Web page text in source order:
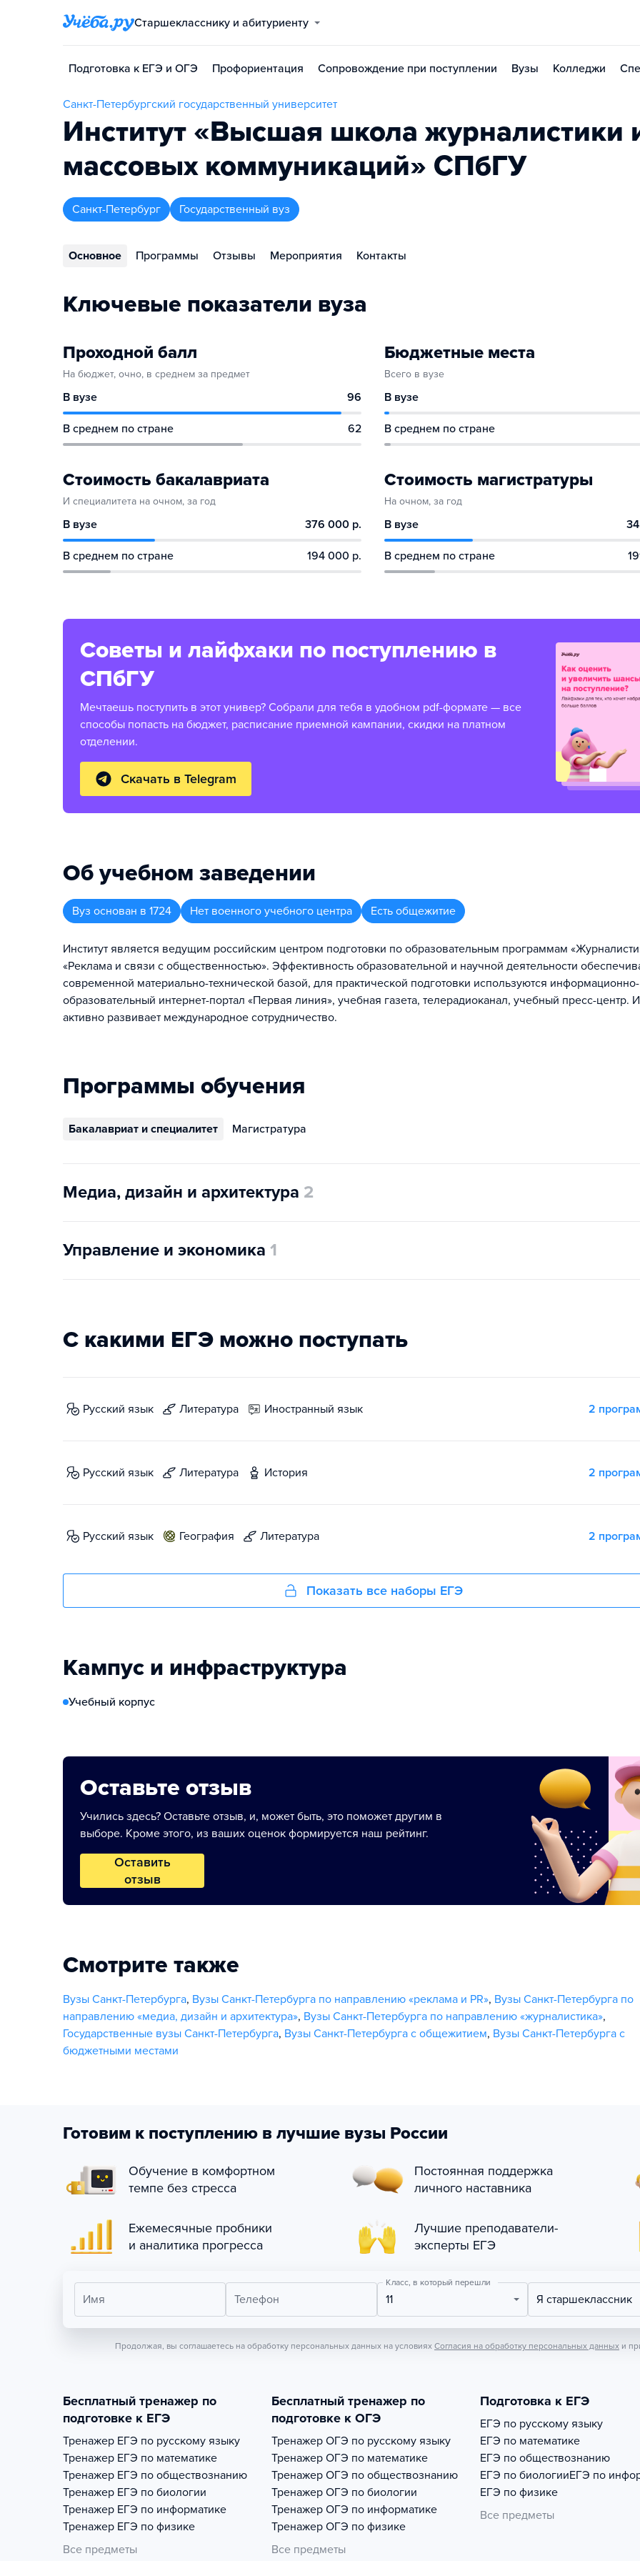
Старшекласснику и абитуриенту
Подготовка к ЕГЭ и ОГЭ Профориентация Сопровождение при поступлении Вузы Колледжи
Санкт-Петербургский государственный университет
Институт «Высшая школа журналистики
массовых коммуникаций» СПбГУ
Санкт-Петербург Государственный вуз
Основное Программы Отзывы Мероприятия Контакты
Ключевые показатели вуза
Проходной балл
На бюджет, очно, в среднем за предмет
В вузе 96
В среднем по стране 62
Бюджетные места
Всего в вузе
В вузе
В среднем по стране
Стоимость бакалавриата
И специалитета на очном, за год
В вузе 376 000 р.
В среднем по стране 194 000 р.
Стоимость магистратуры
На очном, за год
В вузе
В среднем по стране
Советы и лайфхаки по поступлению в
СПбГУ
Мечтаешь поступить в этот универ? Собрали для тебя в удобном pdf-формате — все
способы попасть на бюджет, расписание приемной кампании, скидки на платном
отделении.
Скачать в Telegram
Об учебном заведении
Вуз основан в 1724 Нет военного учебного центра Есть общежитие
Институт является ведущим российским центром подготовки по образовательным программам
«Реклама и связи с общественностью». Эффективность образовательной и научной деятельности
современной материально-технической базой, для практической подготовки используются информационно-
образовательный интернет-портал «Первая линия», учебная газета, телерадиоканал, учебный пресс-центр.
активно развивает международное сотрудничество.
Программы обучения
Бакалавриат и специалитет Магистратура
Медиа, дизайн и архитектура 2
Управление и экономика 1
С какими ЕГЭ можно поступать
русский язык литература иностранный язык 2
русский язык литература история 2
русский язык география литература 2
Показать все наборы ЕГЭ
Кампус и инфраструктура
Учебный корпус
Оставьте отзыв
Учились здесь? Оставьте отзыв, и, может быть, это поможет другим в
выборе. Кроме этого, из ваших оценок формируется наш рейтинг.
Оставить
отзыв
Смотрите также
Вузы Санкт-Петербурга, Вузы Санкт-Петербурга по направлению «реклама и PR», Вузы Санкт-Петербурга по
направлению «медиа, дизайн и архитектура», Вузы Санкт-Петербурга по направлению «журналистика»,
Государственные вузы Санкт-Петербурга, Вузы Санкт-Петербурга с общежитием, Вузы Санкт-Петербурга с
бюджетными местами
Готовим к поступлению в лучшие вузы России
Обучение в комфортном
темпе без стресса
Постоянная поддержка
личного наставника
Ежемесячные пробники
и аналитика прогресса
Лучшие преподаватели-
эксперты ЕГЭ
Имя Телефон
Класс, в который перешли
11 Я старшеклассник
Продолжая, вы соглашаетесь на обработку персональных данных на условиях Согласия на обработку персональных данных и
Бесплатный тренажер по
подготовке к ЕГЭ
Тренажер ЕГЭ по русскому языку
Тренажер ЕГЭ по математике
Тренажер ЕГЭ по обществознанию
Тренажер ЕГЭ по биологии
Тренажер ЕГЭ по информатике
Тренажер ЕГЭ по физике
Все предметы
Бесплатный тренажер по
подготовке к ОГЭ
Тренажер ОГЭ по русскому языку
Тренажер ОГЭ по математике
Тренажер ОГЭ по обществознанию
Тренажер ОГЭ по биологии
Тренажер ОГЭ по информатике
Тренажер ОГЭ по физике
Все предметы
Подготовка к ЕГЭ
ЕГЭ по русскому языку
ЕГЭ по математике
ЕГЭ по обществознанию
ЕГЭ по биологииЕГЭ по
ЕГЭ по физике
Все предметы